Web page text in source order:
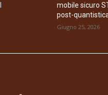
mobile sicuro
post-
Giugno 25, 2026